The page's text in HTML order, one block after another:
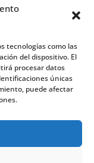
tecnologías como las
del dispositivo. El
procesar datos
únicas
puede afectar
de
de sus
de